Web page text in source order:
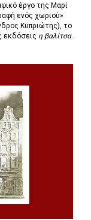
έργο της Μαρί
ενός χωριού»
Κυπριώτης), το
εκδόσεις η βαλίτσα.